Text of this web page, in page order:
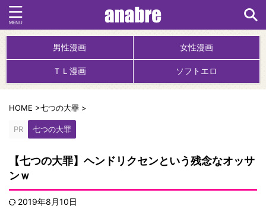
男性漫画 女性漫画
ＴＬ漫画 ソフトエロ
HOME >七つの大罪 >
PR 七つの大罪
【七つの大罪】ヘンドリクセンという残念なオッサ
ンｗ
2019年8月10日